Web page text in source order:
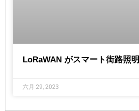
LoRaWAN がスマート街路照
六月 29, 2023